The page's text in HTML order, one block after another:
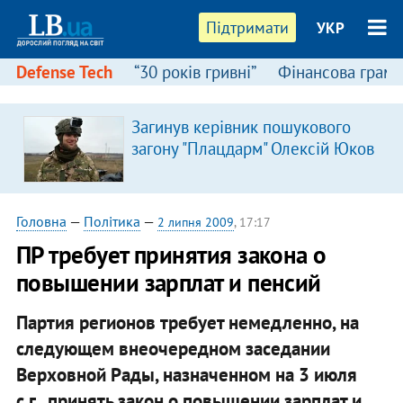
Підтримати УКР
Defense Tech “30 років гривні” Фінансова
Загинув керівник пошукового
загону "Плацдарм" Олексій Юков
Головна — Політика — 2 липня 2009, 17:17
ПР требует принятия закона о
повышении зарплат и пенсий
Партия регионов требует немедленно, на
следующем внеочередном заседании
Верховной Рады, назначенном на 3 июля